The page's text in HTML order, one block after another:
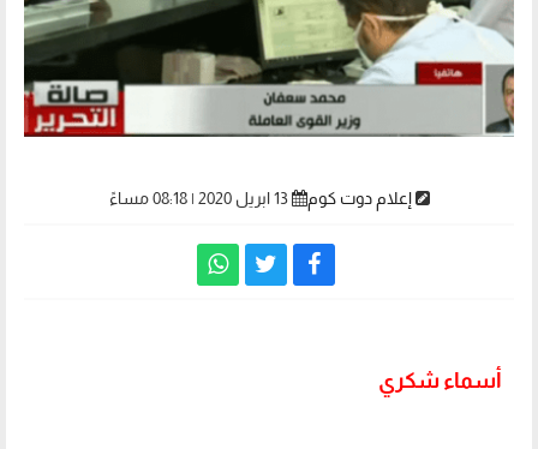
إعلام دوت كوم 13 ابريل 2020 | 08:18 مساءً
أسماء شكري